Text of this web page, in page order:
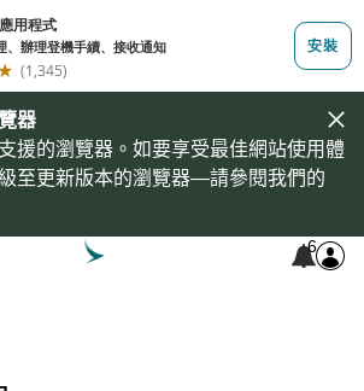
器
援的瀏覽器。如要享受最佳網站使用體
至更新版本的瀏覽器—請參閱我們的
6